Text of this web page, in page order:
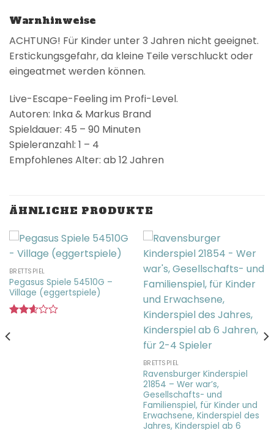
Warnhinweise
ACHTUNG! Für Kinder unter 3 Jahren nicht geeignet.
Erstickungsgefahr, da kleine Teile verschluckt oder
eingeatmet werden können.
Live-Escape-Feeling im Profi-Level.
Autoren: Inka & Markus Brand
Spieldauer: 45 – 90 Minuten
Spieleranzahl: 1 – 4
Empfohlenes Alter: ab 12 Jahren
ÄHNLICHE PRODUKTE
BRETTSPIEL
Pegasus Spiele 54510G –
Village (eggertspiele)
mit
2.61
BRETTSPIEL
Ravensburger Kinderspiel
21854 – Wer war’s,
Gesellschafts- und
Familienspiel, für Kinder und
Erwachsene, Kinderspiel des
Jahres, Kinderspiel ab 6